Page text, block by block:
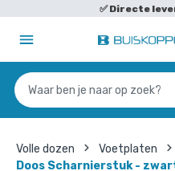
✅Directe
Volle dozen
Voetplaten
Doos Scharnierstuk -